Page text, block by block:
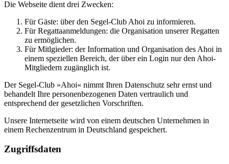
Die Webseite dient drei Zwecken:
Für Gäste: über den Segel-Club Ahoi zu informieren.
Für Regattaanmeldungen: die Organisation unserer Regatten
zu ermöglichen.
Für Mitlgieder: der Information und Organisation des Ahoi in
einem speziellen Bereich, der über ein Login nur den Ahoi-
Mitgliedern zugänglich ist.
Der Segel-Club »Ahoi« nimmt Ihren Datenschutz sehr ernst und
behandelt Ihre personenbezogenen Daten vertraulich und
entsprechend der gesetzlichen Vorschriften.
Unsere Internetseite wird von einem deutschen Unternehmen in
einem Rechenzentrum in Deutschland gespeichert.
Zugriffsdaten